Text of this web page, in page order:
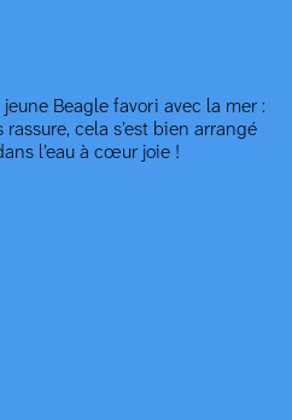
Beagle favori avec la mer :
cela s’est bien arrangé
l’eau à cœur joie !